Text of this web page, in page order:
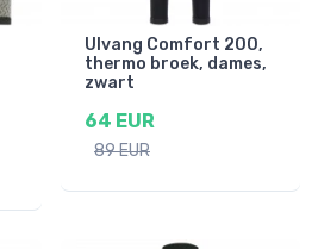
Ulvang Comfort 200,
thermo broek, dames,
zwart
64 EUR
89 EUR